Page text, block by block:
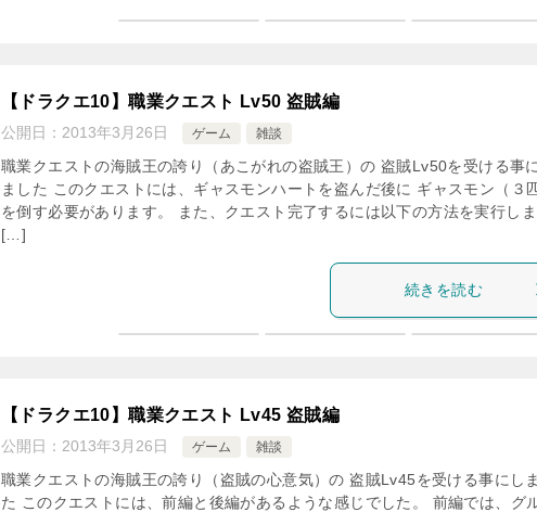
【ドラクエ10】職業クエスト Lv50 盗賊編
公開日： 2013年3月26日 ゲーム 雑談
職業クエストの海賊王の誇り（あこがれの盗賊王）の 盗賊Lv50を受ける事
ました このクエストには、ギャスモンハートを盗んだ後に ギャスモン（３匹
を倒す必要があります。 また、クエスト完了するには以下の方法を実行しま
[…]
続きを読む
【ドラクエ10】職業クエスト Lv45 盗賊編
公開日： 2013年3月26日 ゲーム 雑談
職業クエストの海賊王の誇り（盗賊の心意気）の 盗賊Lv45を受ける事にし
た このクエストには、前編と後編があるような感じでした。 前編では、グ